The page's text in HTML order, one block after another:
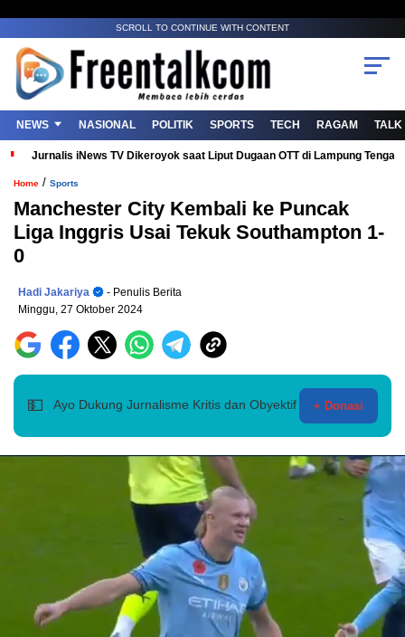
SCROLL TO CONTINUE WITH CONTENT
NEWS NASIONAL POLITIK SPORTS TECH RAGAM TALK
Jurnalis iNews TV Dikeroyok saat Liput Dugaan OTT di Lampung
Home / Sports
Manchester City Kembali ke Puncak
Liga Inggris Usai Tekuk Southampton 1-
0
Hadi Jakariya
- Penulis Berita
Minggu, 27 Oktober 2024
💵 Ayo Dukung Jurnalisme Kritis dan Obyektif + Donasi